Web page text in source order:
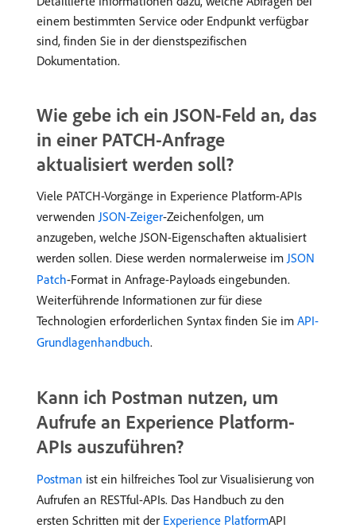
einem bestimmten Service oder Endpunkt verfügbar
sind, finden Sie in der dienstspezifischen
Dokumentation.
Wie gebe ich ein JSON-Feld an, das
in einer PATCH-Anfrage
aktualisiert werden soll?
Viele PATCH-Vorgänge in Experience Platform-APIs
verwenden JSON-Zeiger-Zeichenfolgen, um
anzugeben, welche JSON-Eigenschaften aktualisiert
werden sollen. Diese werden normalerweise im JSON
Patch-Format in Anfrage-Payloads eingebunden.
Weiterführende Informationen zur für diese
Technologien erforderlichen Syntax finden Sie im API-
Grundlagenhandbuch.
Kann ich Postman nutzen, um
Aufrufe an Experience Platform-
APIs auszuführen?
Postman ist ein hilfreiches Tool zur Visualisierung von
Aufrufen an RESTful-APIs. Das Handbuch zu den
ersten Schritten mit der Experience PlatformAPI